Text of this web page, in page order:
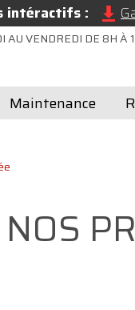
intéractifs :
VENDREDI DE 8H À
Maintenance
NOS